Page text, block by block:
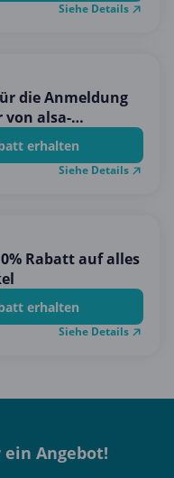
Siehe Details
die Anmeldung
von alsa-
erhalten
Siehe Details
Rabatt auf alles
erhalten
Siehe Details
Angebot!